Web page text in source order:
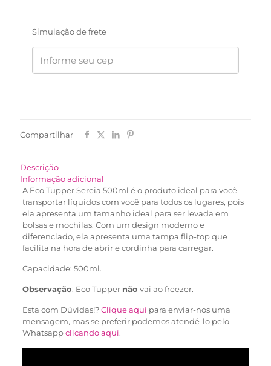
Simulação de frete
Compartilhar
Descrição
Informação adicional
A Eco Tupper Sereia 500ml é o produto ideal para você
transportar líquidos com você para todos os lugares, pois
ela apresenta um tamanho ideal para ser levada em
bolsas e mochilas. Com um design moderno e
diferenciado, ela apresenta uma tampa flip-top que
facilita na hora de abrir e cordinha para carregar.
Capacidade: 500ml.
Observação: Eco Tupper não vai ao freezer.
Esta com Dúvidas!?Clique aqui para enviar-nos uma
mensagem, mas se preferir podemos atendê-lo pelo
Whatsappclicando aqui.